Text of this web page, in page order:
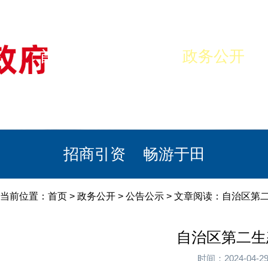
首页 政务公开
招商引资 畅游于田
当前位置： 首页 > 政务公开 > 公告公示 > 文章阅读：自治区第
自治区第二
时间：2024-04-